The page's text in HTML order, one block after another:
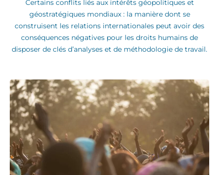
Certains conflits liés aux intérêts géopolitiques et
géostratégiques mondiaux : la manière dont se
construisent les relations internationales peut avoir des
conséquences négatives pour les droits humains de
disposer de clés d’analyses et de méthodologie de travail.